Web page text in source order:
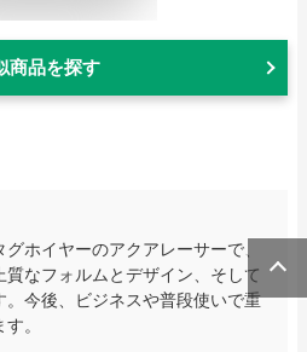
商品を探す
ホイヤーのアクアレーサーで、
なフォルムとデザイン、そして
今後、ビジネスや普段使いで重
。